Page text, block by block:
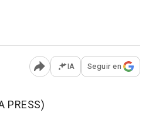
Abrir opciones para
IA Seguir en
PRESS)